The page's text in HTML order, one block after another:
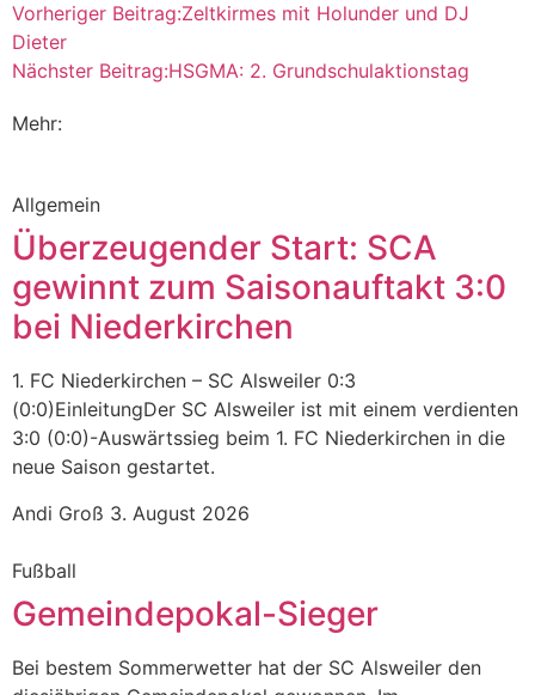
Vorheriger Beitrag:Zeltkirmes mit Holunder und DJ
Dieter
Nächster Beitrag:HSGMA: 2. Grundschulaktionstag
Mehr:
Allgemein
Überzeugender Start: SCA
gewinnt zum Saisonauftakt 3:0
bei Niederkirchen
1. FC Niederkirchen – SC Alsweiler 0:3
(0:0)EinleitungDer SC Alsweiler ist mit einem verdienten
3:0 (0:0)-Auswärtssieg beim 1. FC Niederkirchen in die
neue Saison gestartet.
Andi Groß 3. August 2026
Fußball
Gemeindepokal-Sieger
Bei bestem Sommerwetter hat der SC Alsweiler den